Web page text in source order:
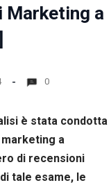
Marketing a
0
è stata condotta
a
di recensioni
tale esame, le